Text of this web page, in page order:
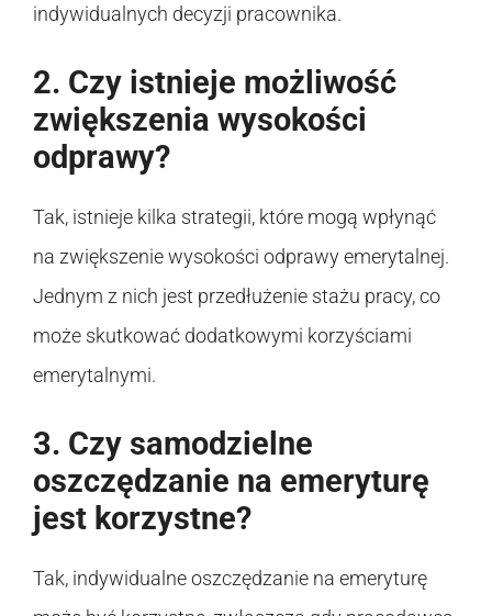
indywidualnych decyzji pracownika.
2. Czy istnieje możliwość
zwiększenia wysokości
odprawy?
Tak, istnieje kilka strategii, które mogą wpłynąć
na zwiększenie wysokości odprawy emerytalnej.
Jednym z nich jest przedłużenie stażu pracy, co
może skutkować dodatkowymi korzyściami
emerytalnymi.
3. Czy samodzielne
oszczędzanie na emeryturę
jest korzystne?
Tak, indywidualne oszczędzanie na emeryturę